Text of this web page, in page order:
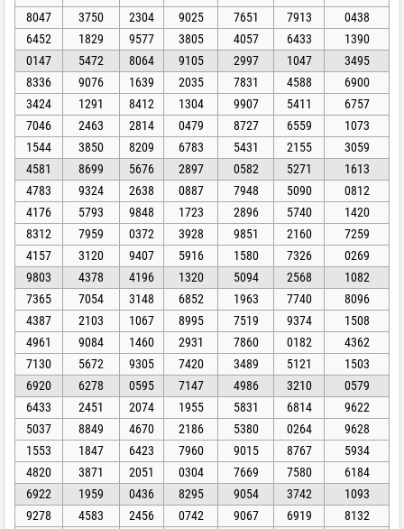
8047
3750 2304 9025 7651 7913
0438
6452
1829 9577 3805 4057 6433
1390
0147
5472 8064 9105 2997 1047
3495
8336
9076 1639 2035 7831 4588
6900
3424
1291 8412 1304 9907 5411
6757
7046
2463 2814 0479 8727 6559
1073
1544
3850 8209 6783 5431 2155
3059
4581
8699 5676 2897 0582 5271
1613
4783
9324 2638 0887 7948 5090
0812
4176
5793 9848 1723 2896 5740
1420
8312
7959 0372 3928 9851 2160
7259
4157
3120 9407 5916 1580 7326
0269
9803
4378 4196 1320 5094 2568
1082
7365
7054 3148 6852 1963 7740
8096
4387
2103 1067 8995 7519 9374
1508
4961
9084 1460 2931 7860 0182
4362
7130
5672 9305 7420 3489 5121
1503
6920
6278 0595 7147 4986 3210
0579
6433
2451 2074 1955 5831 6814
9622
5037
8849 4670 2186 5380 0264
9628
1553
1847 6423 7960 9015 8767
5934
4820
3871 2051 0304 7669 7580
6184
6922
1959 0436 8295 9054 3742
1093
9278
4583 2456 0742 9067 6919
8132